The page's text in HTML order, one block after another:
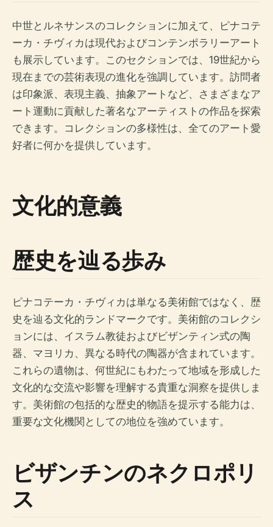
中世とルネサンスのコレクションに加えて、ピナコテ
ーカ・チヴィカは現代およびコンテンポラリーアート
も展示しています。このセクションでは、19世紀から
現在までの芸術表現の進化を強調しています。訪問者
は印象派、表現主義、抽象アートなど、さまざまなア
ート運動に貢献した著名なアーティストの作品を探索
できます。コレクションの多様性は、全てのアート愛
好者に何かを提供しています。
文化的意義
歴史を辿る歩み
ピナコテーカ・チヴィカは単なる美術館ではなく、歴
史を辿る文化的ランドマークです。美術館のコレクシ
ョンには、イスラム教徒およびビザンティン式の陶
器、マヨリカ、異なる時代の陶器が含まれています。
これらの遺物は、何世紀にもわたって地域を形成した
文化的な交流や影響を理解する貴重な洞察を提供しま
す。美術館の包括的な歴史的物語を提示する能力は、
重要な文化機関としての地位を強めています。
ビザンチンのネクロポリ
ス